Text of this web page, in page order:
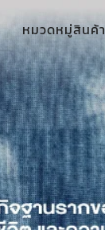
หมวดหมู่สินค้า